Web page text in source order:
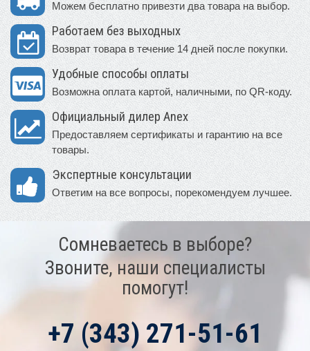
Можем бесплатно привезти два товара на выбор.
Работаем без выходных
Возврат товара в течение 14 дней после покупки.
Удобные способы оплаты
Возможна оплата картой, наличными, по QR-коду.
Официальный дилер Anex
Предоставляем сертификаты и гарантию на все
товары.
Экспертные консультации
Ответим на все вопросы, порекомендуем лучшее.
Сомневаетесь в выборе?
Звоните, наши специалисты
помогут!
+7 (343) 271-51-61